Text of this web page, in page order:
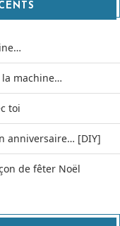
machine…
toi
anniversaire… [DIY]
de fêter Noël